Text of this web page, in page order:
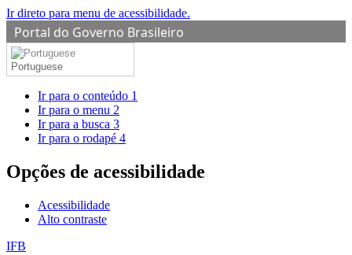
Ir direto para menu de acessibilidade.
Portal do Governo Brasileiro
Portuguese
Ir para o conteúdo 1
Ir para o menu 2
Ir para a busca 3
Ir para o rodapé 4
Opções de acessibilidade
Acessibilidade
Alto contraste
IFB